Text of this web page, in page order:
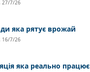
27/7/26
яка рятує врожай
16/7/26
яка реально працює